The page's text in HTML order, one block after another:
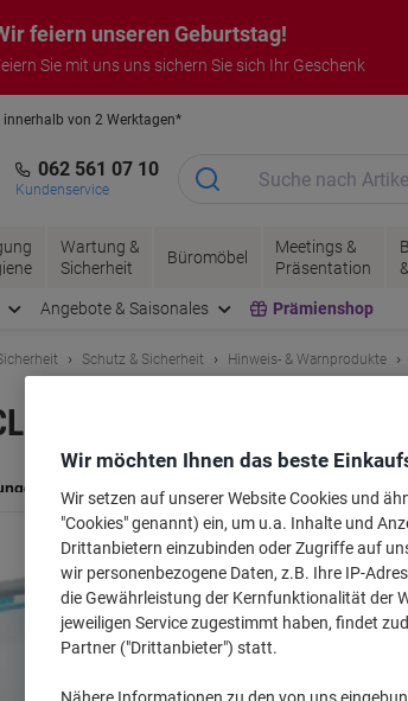
feiern unseren Geburtstag!
Sie mit uns uns sichern Sie sich Ihr Geschenk
innerhalb von 2 Werktagen*
062 561 07 10
Kundenservice
Wartung &
Sicherheit
Büromöbel
Meetings &
Präsentation
Angebote & Saisonales Prämienshop
Schutz & Sicherheit Hinweis- & Warnprodukte
SIGN Türschild
Marke: DURABLE Artikelnr.: 4901022
Wir möchten Ihnen das beste
Wir setzen auf unserer Website Cookies und
"Cookies" genannt) ein, um u.a. Inhalte und
Drittanbietern einzubinden oder Zugriffe auf
wir personenbezogene Daten, z.B. Ihre IP-
die Gewährleistung der Kernfunktionalität der
jeweiligen Service zugestimmt haben, findet
Partner ("Drittanbieter") statt.